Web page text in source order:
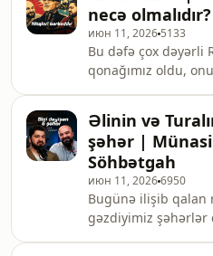
https://
Əhədzadənin
https://
ahadzade-
necə
июн 11, 2026 5133
Bu dəfə çox dəyərli
qonağımız oldu,
Şirkətlər Qrupunun
dəstək layihələri
yayımlanır.📢Bizə
olub patronlara özəl
edə bilərsiniz:
https://
Əlinin və
şəhər |
Söhbətgah
июн 11, 20266950
Bugünə ilişib qalan
gəzdiyimiz şəhərlər